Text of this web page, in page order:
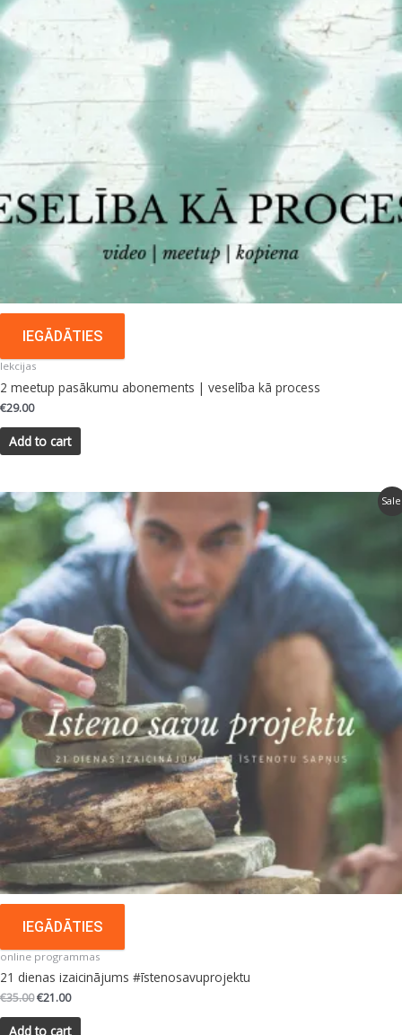
IEGĀDĀTIES
lekcijas
2 meetup pasākumu abonements | veselība kā process
€29.00
Add to cart
IEGĀDĀTIES
online programmas
21 dienas izaicinājums #īstenosavuprojektu
€35.00Original
was:
€21.00Current
is:
Add to cart